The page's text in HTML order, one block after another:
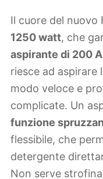
Il cuore del nuovo
1250 watt, che
aspirante di 200
riesce ad aspirare
modo veloce e
complicate. Un
funzione
flessibile, che
detergente
Non serve